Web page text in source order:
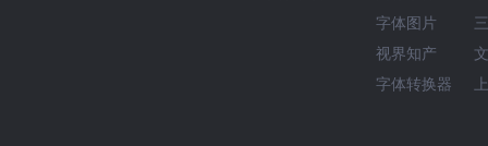
字体图片
视界知产
字体转换器